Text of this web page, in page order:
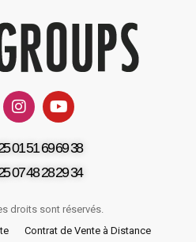
01 51 69 69 38
07 48 28 29 34
droits sont réservés.
Contrat de Vente à Distance